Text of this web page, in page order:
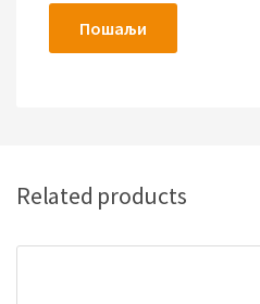
Related products